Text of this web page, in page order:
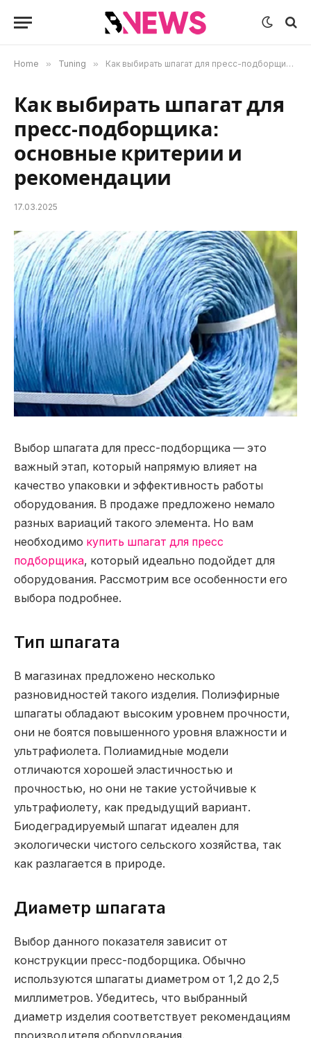
Home » Tuning » Как выбирать шпагат для пресс-подборщика: основные критерии и рекомендации
Как выбирать шпагат для
пресс-подборщика:
основные критерии и
рекомендации
17.03.2025
Выбор шпагата для пресс-подборщика — это
важный этап, который напрямую влияет на
качество упаковки и эффективность работы
оборудования. В продаже предложено немало
разных вариаций такого элемента. Но вам
необходимо купить шпагат для пресс
подборщика, который идеально подойдет для
оборудования. Рассмотрим все особенности его
выбора подробнее.
Тип шпагата
В магазинах предложено несколько
разновидностей такого изделия. Полиэфирные
шпагаты обладают высоким уровнем прочности,
они не боятся повышенного уровня влажности и
ультрафиолета. Полиамидные модели
отличаются хорошей эластичностью и
прочностью, но они не такие устойчивые к
ультрафиолету, как предыдущий вариант.
Биодеградируемый шпагат идеален для
экологически чистого сельского хозяйства, так
как разлагается в природе.
Диаметр шпагата
Выбор данного показателя зависит от
конструкции пресс-подборщика. Обычно
используются шпагаты диаметром от 1,2 до 2,5
миллиметров. Убедитесь, что выбранный
диаметр изделия соответствует рекомендациям